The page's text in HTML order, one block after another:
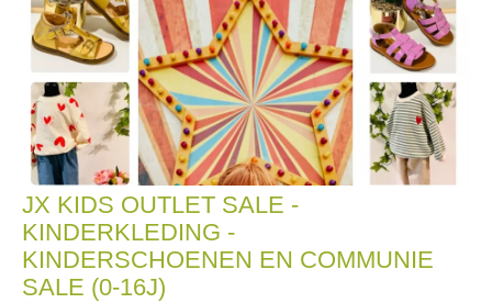
JX KIDS OUTLET SALE -
KINDERKLEDING -
KINDERSCHOENEN EN COMMUNIE
SALE (0-16J)